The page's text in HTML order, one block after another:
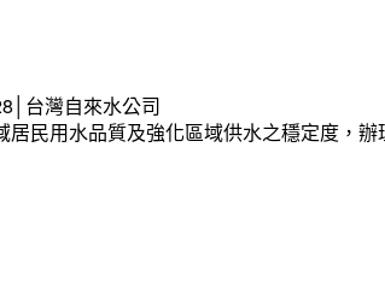
台灣自來水公司
居民用水品質及強化區域供水之穩定度，